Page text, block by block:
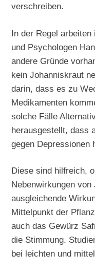
verschreiben.
In der Regel
und Psychologen
andere Gründe
kein Johanniskraut
darin, dass es zu
Medikamenten
solche Fälle
herausgestellt, dass
gegen Depressionen
Diese sind hilfreich,
Nebenwirkungen
ausgleichende
Mittelpunkt der
auch das Gewürz
die Stimmung.
bei leichten und